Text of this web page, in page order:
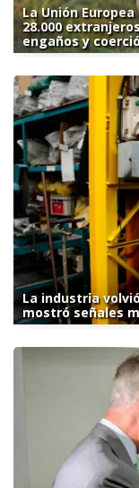
La Unión
28.000
engaños y
La industria
mostró señales